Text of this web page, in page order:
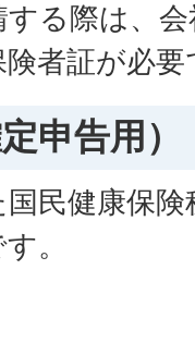
る際は、
者証が必要
申告用）
民健康保
。